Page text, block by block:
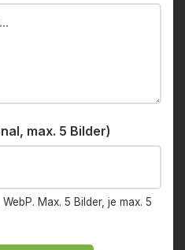
max. 5 Bilder)
Max. 5 Bilder, je max. 5